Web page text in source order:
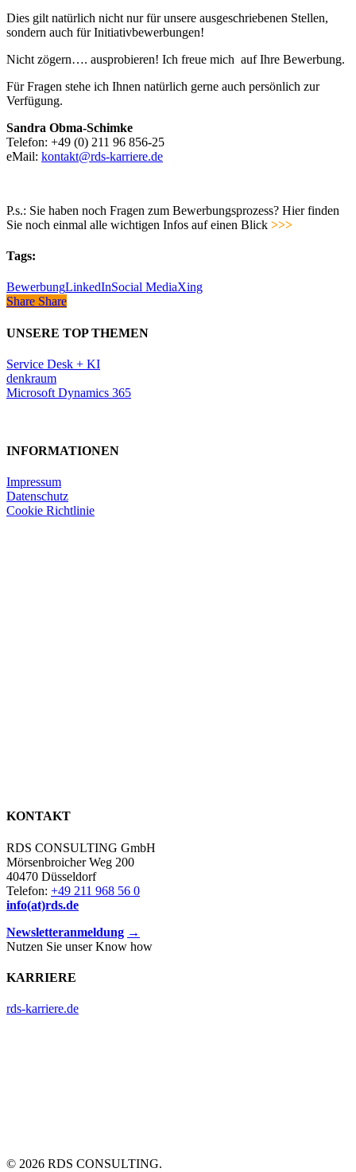
Dies gilt natürlich nicht nur für unsere ausgeschriebenen Stellen,
sondern auch für Initiativbewerbungen!
Nicht zögern…. ausprobieren! Ich freue mich auf Ihre Bewerbung.
Für Fragen stehe ich Ihnen natürlich gerne auch persönlich zur
Verfügung.
Sandra Obma-Schimke
Telefon: +49 (0) 211 96 856-25
eMail: kontakt@rds-karriere.de
P.s.: Sie haben noch Fragen zum Bewerbungsprozess? Hier finden
Sie noch einmal alle wichtigen Infos auf einen Blick >>>
Tags:
BewerbungLinkedInSocial MediaXing
Share
Share Share
UNSERE TOP THEMEN
Service Desk + KI
denkraum
Microsoft Dynamics 365
INFORMATIONEN
Impressum
Datenschutz
Cookie Richtlinie
KONTAKT
RDS CONSULTING GmbH
Mörsenbroicher Weg 200
40470 Düsseldorf
Telefon: +49 211 968 56 0
info(at)rds.de
Newsletteranmeldung →
Nutzen Sie unser Know how
KARRIERE
rds-karriere.de
© 2026 RDS CONSULTING.